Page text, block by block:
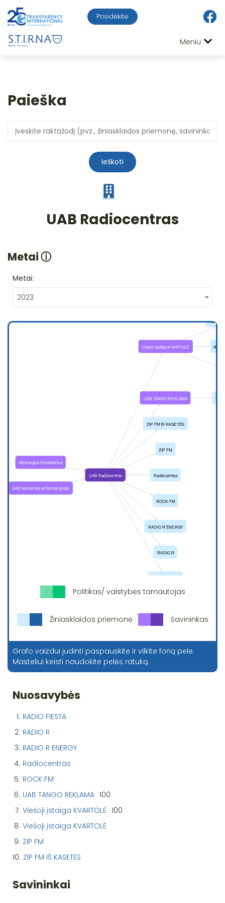
Prisidėkite
Meniu
Paieška
Ieškoti
UAB Radiocentras
Metaiⓘ
Metai:
2023
Politikas/ valstybės tarnautojas
Žiniasklaidos priemonė Savininkas
Grafo vaizdui judinti paspauskite ir vilkite foną pele.
Masteliui keisti naudokite pelės ratuką.
Nuosavybės
1. RADIO FIESTA
2. RADIO R
3. RADIO R ENERGY
4. Radiocentras
5. ROCK FM
6. UAB TANGO REKLAMA 100
7. Viešoji įstaiga KVARTOLĖ 100
8. Viešoji įstaiga KVARTOLĖ
9. ZIP FM
10. ZIP FM IŠ KASETĖS
Savininkai